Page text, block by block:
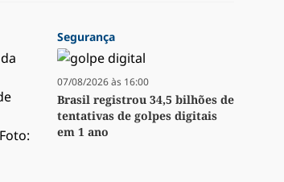
Segurança
07/08/2026 às 16:00
Brasil registrou 34,5 bilhões de
tentativas de golpes digitais
em 1 ano